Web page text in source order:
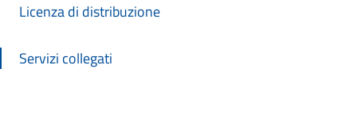
Licenza di distribuzione
Servizi collegati